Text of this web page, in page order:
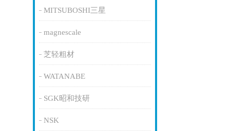
MITSUBOSHI三星
magnescale
芝轻粗材
WATANABE
SGK昭和技研
NSK